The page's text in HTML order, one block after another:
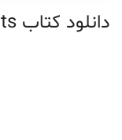
دانلود کتاب The Testaments